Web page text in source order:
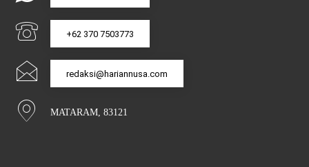
+62 370 7503773
redaksi@hariannusa.com
MATARAM, 83121